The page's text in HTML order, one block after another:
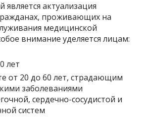
актуализация
проживающих на
медицинской
внимание уделяется лицам:
лет
от 20 до 60 лет, страдающим
заболеваниями
сердечно-сосудистой и
систем